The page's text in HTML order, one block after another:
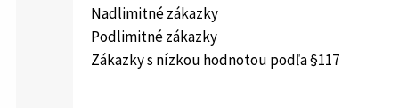
Nadlimitné zákazky
Podlimitné zákazky
Zákazky s nízkou hodnotou podľa §117